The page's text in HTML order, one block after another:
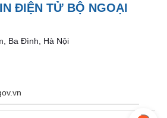
ĐIỆN TỬ BỘ NGOẠI
Ba Đình, Hà Nội